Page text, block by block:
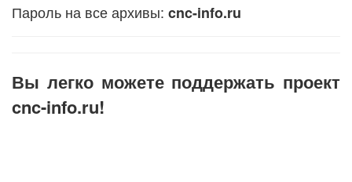
Пароль на все архивы: cnc-info.ru
Вы легко можете поддержать проект
cnc-info.ru!